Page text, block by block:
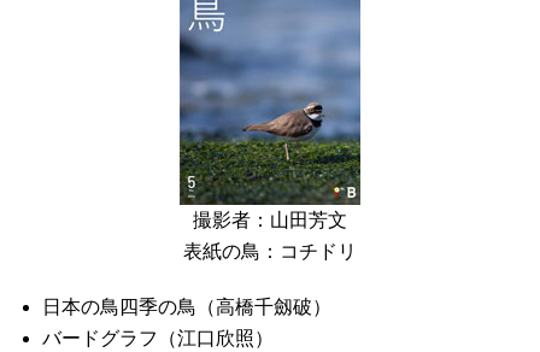
撮影者：山田芳文
表紙の鳥：コチドリ
日本の鳥四季の鳥（高橋千劔破）
バードグラフ（江口欣照）